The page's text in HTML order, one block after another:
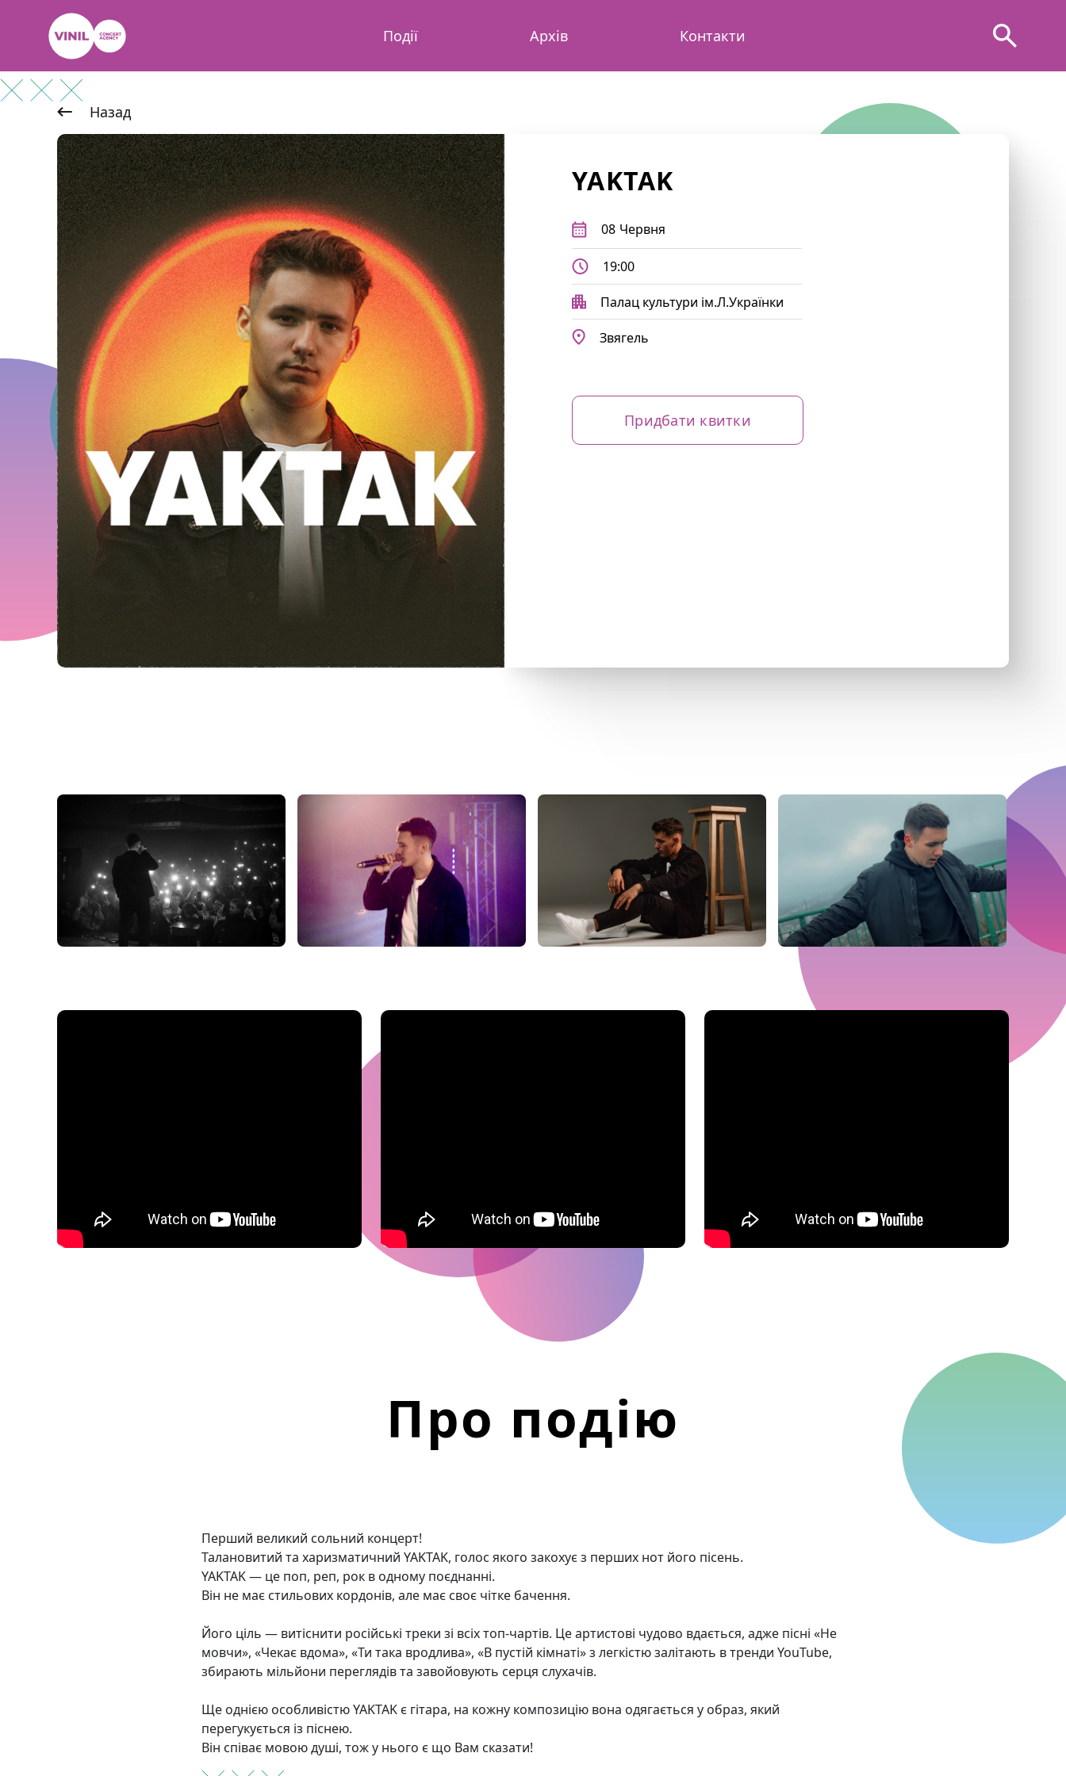
Події Архів Контакти
Назад
YAKTAK
08 Червня
19:00
Палац культури ім.Л.Українки
Звягель
Придбати квитки
Про подію
Перший великий сольний концерт!
Талановитий та харизматичний YAKTAK, голос якого закохує з перших нот його пісень.
YAKTAK — це поп, реп, рок в одному поєднанні.
Він не має стильових кордонів, але має своє чітке бачення.
Його ціль — витіснити російські треки зі всіх топ-чартів. Це артистові чудово вдається, адже пісні «Не
мовчи», «Чекає вдома», «Ти така вродлива», «В пустій кімнаті» з легкістю залітають в тренди YouTube,
збирають мільйони переглядів та завойовують серця слухачів.
Ще однією особливістю YAKTAK є гітара, на кожну композицію вона одягається у образ, який
перегукується із піснею.
Він співає мовою душі, тож у нього є що Вам сказати!